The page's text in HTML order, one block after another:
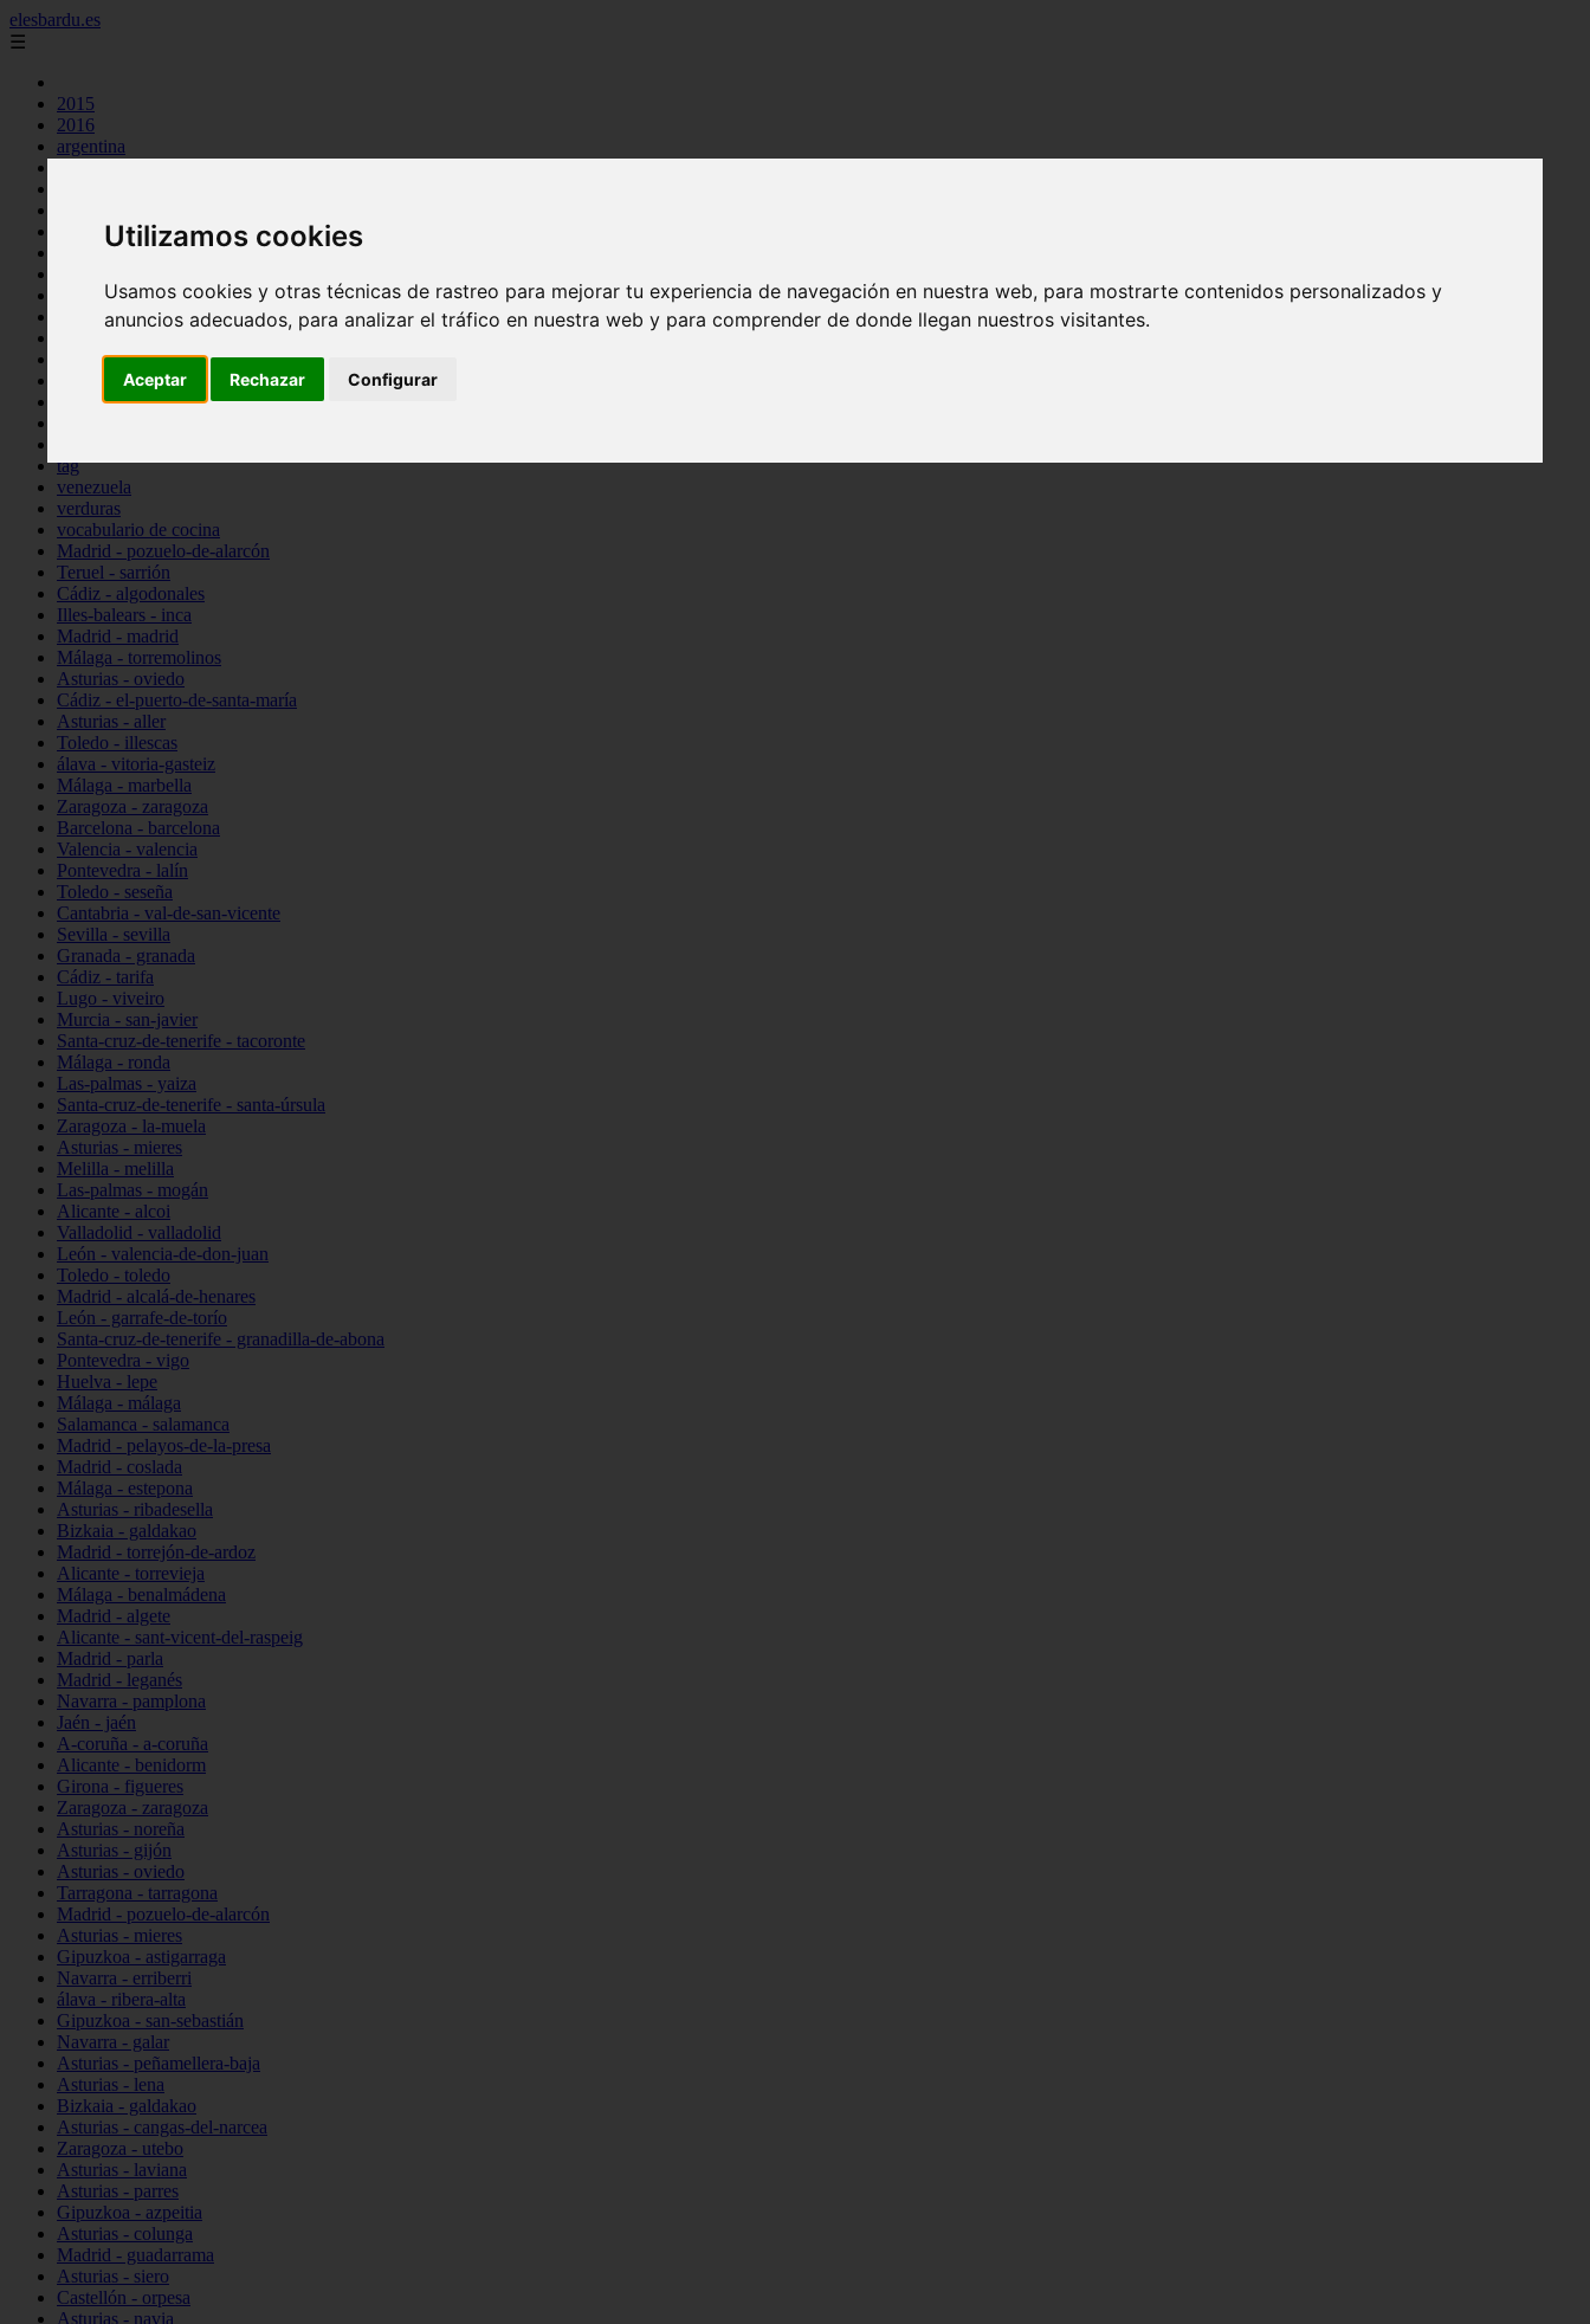
Utilizamos cookies
Usamos cookies y otras técnicas de rastreo para mejorar tu experiencia de navegación en nuestra web, para mostrarte contenidos personalizados y
anuncios adecuados, para analizar el tráfico en nuestra web y para comprender de donde llegan nuestros visitantes.
Aceptar Rechazar Configurar
elesbardu.es
☰
2015
2016
argentina
cocina casera
comidas
huevos
mariscos
postres
tag
venezuela
verduras
vocabulario de cocina
Madrid - pozuelo-de-alarcón
Teruel - sarrión
Cádiz - algodonales
Illes-balears - inca
Madrid - madrid
Málaga - torremolinos
Asturias - oviedo
Cádiz - el-puerto-de-santa-maría
Asturias - aller
Toledo - illescas
álava - vitoria-gasteiz
Málaga - marbella
Zaragoza - zaragoza
Barcelona - barcelona
Valencia - valencia
Pontevedra - lalín
Toledo - seseña
Cantabria - val-de-san-vicente
Sevilla - sevilla
Granada - granada
Cádiz - tarifa
Lugo - viveiro
Murcia - san-javier
Santa-cruz-de-tenerife - tacoronte
Málaga - ronda
Las-palmas - yaiza
Santa-cruz-de-tenerife - santa-úrsula
Zaragoza - la-muela
Asturias - mieres
Melilla - melilla
Las-palmas - mogán
Alicante - alcoi
Valladolid - valladolid
León - valencia-de-don-juan
Toledo - toledo
Madrid - alcalá-de-henares
León - garrafe-de-torío
Santa-cruz-de-tenerife - granadilla-de-abona
Pontevedra - vigo
Huelva - lepe
Málaga - málaga
Salamanca - salamanca
Madrid - pelayos-de-la-presa
Madrid - coslada
Málaga - estepona
Asturias - ribadesella
Bizkaia - galdakao
Madrid - torrejón-de-ardoz
Alicante - torrevieja
Málaga - benalmádena
Madrid - algete
Alicante - sant-vicent-del-raspeig
Madrid - parla
Madrid - leganés
Navarra - pamplona
Jaén - jaén
A-coruña - a-coruña
Alicante - benidorm
Girona - figueres
Zaragoza - zaragoza
Asturias - noreña
Asturias - gijón
Asturias - oviedo
Tarragona - tarragona
Madrid - pozuelo-de-alarcón
Asturias - mieres
Gipuzkoa - astigarraga
Navarra - erriberri
álava - ribera-alta
Gipuzkoa - san-sebastián
Navarra - galar
Asturias - peñamellera-baja
Asturias - lena
Bizkaia - galdakao
Asturias - cangas-del-narcea
Zaragoza - utebo
Asturias - laviana
Asturias - parres
Gipuzkoa - azpeitia
Asturias - colunga
Madrid - guadarrama
Asturias - siero
Castellón - orpesa
Asturias - navia